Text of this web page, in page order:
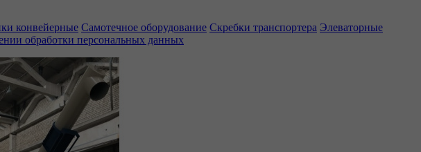
конвейерные Самотечное оборудование Скребки транспортера Элеваторные
обработки персональных данных